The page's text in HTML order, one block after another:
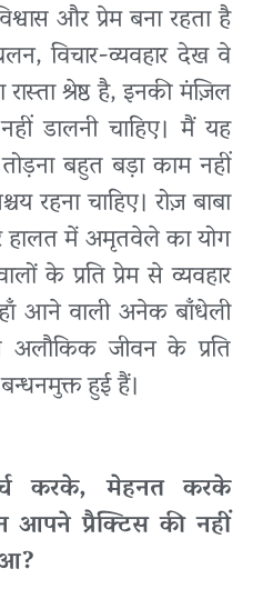
और प्रेम बना रहता है
विचार-व्यवहार देख वे
श्रेष्ठ है, इनकी मंज़िल
डालनी चाहिए। मैं यह
बहुत बड़ा काम नहीं
रहना चाहिए। रोज़ बाबा
हालत में अमृतवेले का योग
के प्रति प्रेम से व्यवहार
आने वाली अनेक बाँधेली
जीवन के प्रति
हुई हैं।
करके, मेहनत करके
आपने प्रैक्टिस की नहीं